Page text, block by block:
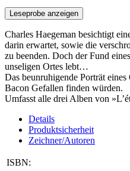
Leseprobe anzeigen
Charles Haegeman besichtigt
darin erwartet, sowie die
zu beenden. Doch der Fund
unseligen Ortes lebt…
Das beunruhigende Porträt
Bacon Gefallen finden würden.
Umfasst alle drei Alben von
Details
Produktsicherheit
Zeichner/Autoren
ISBN: